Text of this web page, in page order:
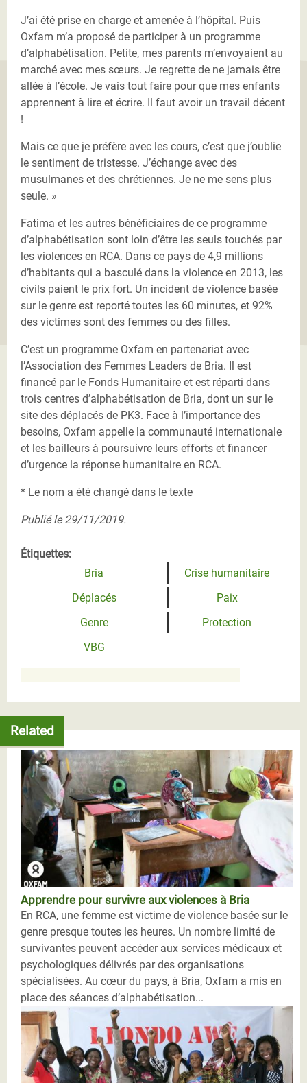
J’ai été prise en charge et amenée à l’hôpital. Puis
Oxfam m’a proposé de participer à un programme
d’alphabétisation. Petite, mes parents m’envoyaient au
marché avec mes sœurs. Je regrette de ne jamais être
allée à l’école. Je vais tout faire pour que mes enfants
apprennent à lire et écrire. Il faut avoir un travail décent
!
Mais ce que je préfère avec les cours, c’est que j’oublie
le sentiment de tristesse. J’échange avec des
musulmanes et des chrétiennes. Je ne me sens plus
seule. »
Fatima et les autres bénéficiaires de ce programme
d’alphabétisation sont loin d’être les seuls touchés par
les violences en RCA. Dans ce pays de 4,9 millions
d’habitants qui a basculé dans la violence en 2013, les
civils paient le prix fort. Un incident de violence basée
sur le genre est reporté toutes les 60 minutes, et 92%
des victimes sont des femmes ou des filles.
C’est un programme Oxfam en partenariat avec
l’Association des Femmes Leaders de Bria. Il est
financé par le Fonds Humanitaire et est réparti dans
trois centres d’alphabétisation de Bria, dont un sur le
site des déplacés de PK3. Face à l’importance des
besoins, Oxfam appelle la communauté internationale
et les bailleurs à poursuivre leurs efforts et financer
d’urgence la réponse humanitaire en RCA.
* Le nom a été changé dans le texte
Publié le 29/11/2019.
Étiquettes:
Bria
Crise humanitaire
Déplacés
Paix
Genre
Protection
VBG
Related
Apprendre pour survivre aux violences à Bria
En RCA, une femme est victime de violence basée sur le
genre presque toutes les heures. Un nombre limité de
survivantes peuvent accéder aux services médicaux et
psychologiques délivrés par des organisations
spécialisées. Au cœur du pays, à Bria, Oxfam a mis en
place des séances d’alphabétisation...